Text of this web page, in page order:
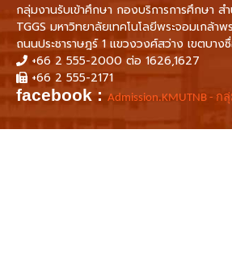
กลุ่มงานรับเข้าศึกษา กองบริการการศึกษา
TGGS มหาวิทยาลัยเทคโนโลยีพระจอมเกล้าพ
ถนนประชาราษฎร์ 1 แขวงวงศ์สว่าง เขตบา
+66 2 555-2000 ต่อ 1626,1627
+66 2 555-2171
facebook :Admission.KMUTNB -